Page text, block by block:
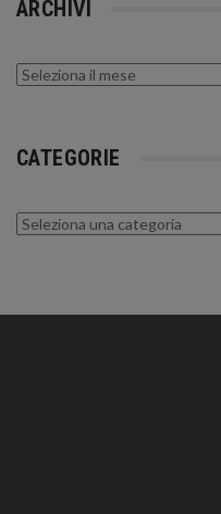
ARCHIVI
Archivi
CATEGORIE
Categorie